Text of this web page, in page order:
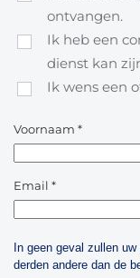
ontvangen.
Ik heb een
dienst kan
Ik wens een
Voornaam *
Email *
In geen geval zullen
derden andere dan de